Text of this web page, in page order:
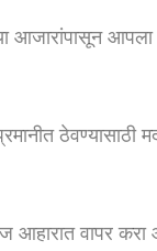
आजारांपासून
ठेवण्यासाठी
आहारात वापर